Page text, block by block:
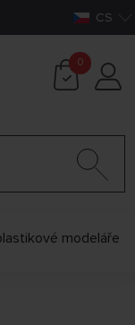
CS
0
modeláře